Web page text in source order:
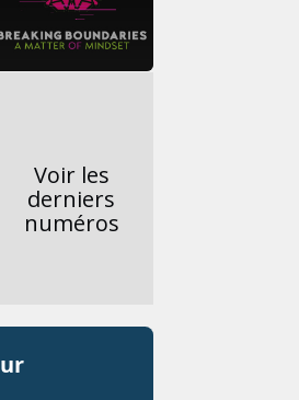
Voir les
derniers
numéros